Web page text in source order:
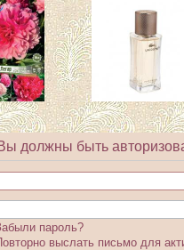
должны быть
пароль?
выслать письмо для